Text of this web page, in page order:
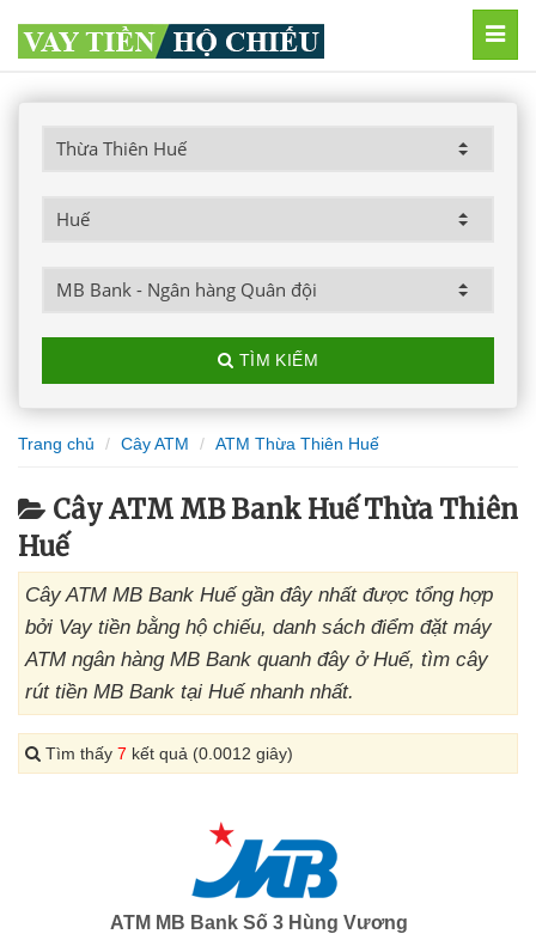
TÌM KIẾM
Trang chủ Cây ATM ATM Thừa Thiên Huế
Cây ATM MB Bank Huế Thừa Thiên
Huế
Cây ATM MB Bank Huế gần đây nhất được tổng hợp
bởi Vay tiền bằng hộ chiếu, danh sách điểm đặt máy
ATM ngân hàng MB Bank quanh đây ở Huế, tìm cây
rút tiền MB Bank tại Huế nhanh nhất.
Tìm thấy 7 kết quả (0.0012 giây)
ATM MB Bank Số 3 Hùng Vương